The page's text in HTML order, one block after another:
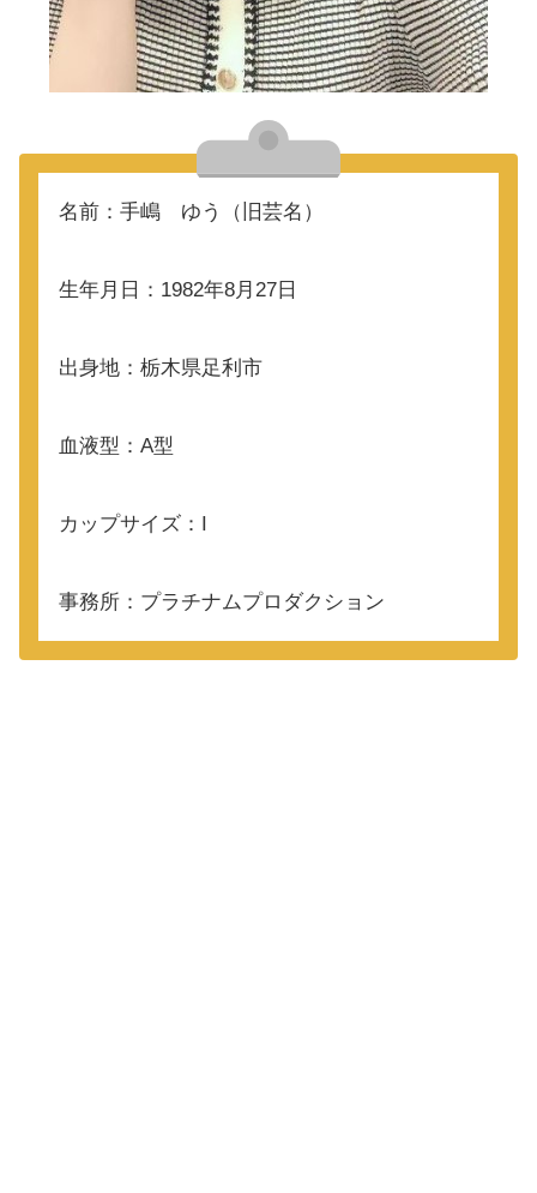
名前：手嶋 ゆう（旧芸名）
生年月日：1982年8月27日
出身地：栃木県足利市
血液型：A型
カップサイズ：I
事務所：プラチナムプロダクション